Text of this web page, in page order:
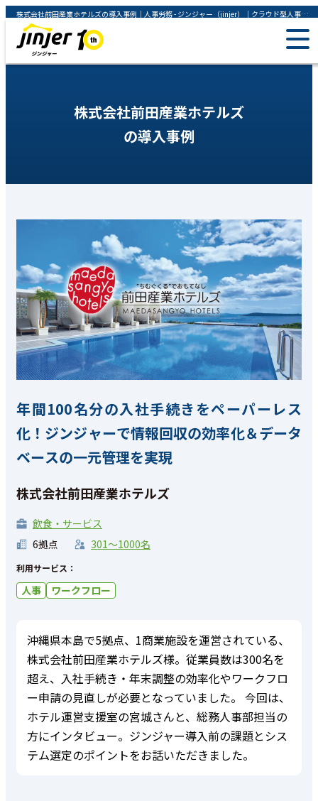
株式会社前田産業ホテルズの導入事例｜人事労務 - ジンジャー（jinjer）｜クラウド型人事労務管理システム
株式会社前田産業ホテルズ
の導入事例
年間100名分の入社手続きをペーパーレス
化！ジンジャーで情報回収の効率化＆データ
ベースの一元管理を実現
株式会社前田産業ホテルズ
飲食・サービス
6拠点
301〜1000名
利用サービス：
人事 ワークフロー
沖縄県本島で5拠点、1商業施設を運営されている、
株式会社前田産業ホテルズ様。従業員数は300名を
超え、入社手続き・年末調整の効率化やワークフロ
ー申請の見直しが必要となっていました。 今回は、
ホテル運営支援室の宮城さんと、総務人事部担当の
方にインタビュー。ジンジャー導入前の課題とシス
テム選定のポイントをお話いただきました。